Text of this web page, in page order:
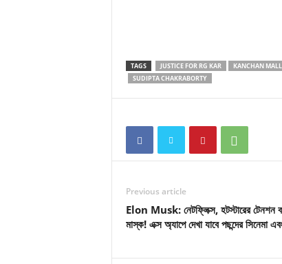
TAGS JUSTICE FOR RG KAR KANCHAN
SUDIPTA CHAKRABORTY
Previous article
Elon Musk: নেটফ্লিক্স, হটস্টারের টেনশন
মাস্ক! এক্স অ্যাপে দেখা যাবে পছন্দের সিনেমা